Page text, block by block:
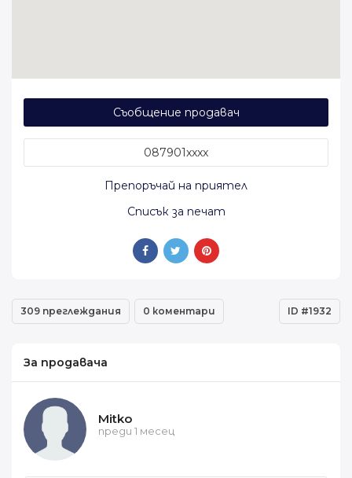
Съобщение продавач
087901xxxx
Препоръчай на приятел
Списък за печат
309 преглеждания 0 коментари ID #1932
За продавача
Mitko
преди 1 месец